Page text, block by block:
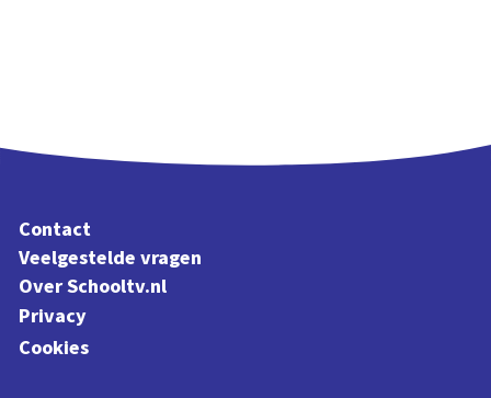
Contact
Veelgestelde vragen
Over Schooltv.nl
Privacy
Cookies